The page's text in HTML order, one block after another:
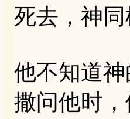
死去，神
他不知道
撒问他时